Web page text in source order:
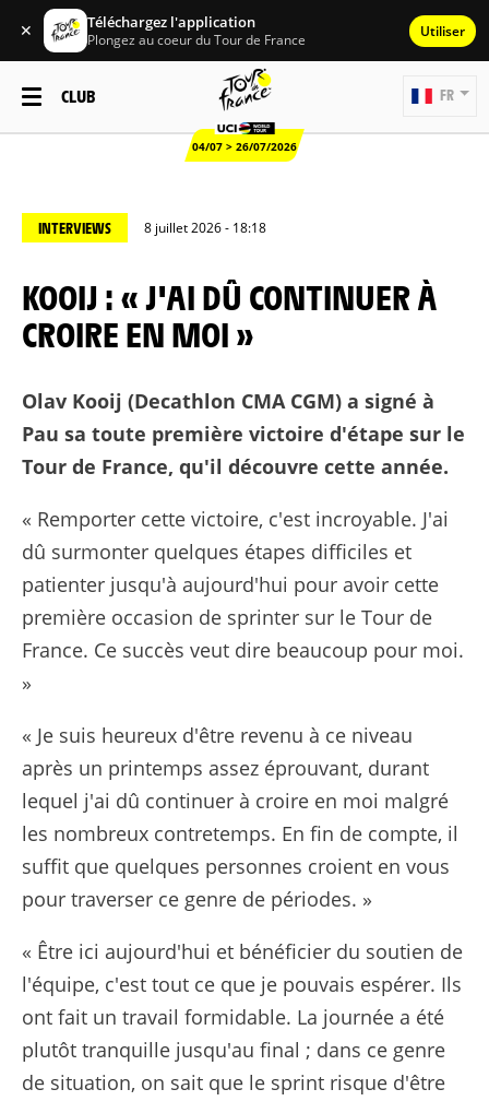
✕ Téléchargez l'application
Plongez au coeur du Tour de France Utiliser
CLUB
04/07 > 26/07/2026
FR
INTERVIEWS 8 juillet 2026 - 18:18
KOOIJ : « J'AI DÛ CONTINUER À
CROIRE EN MOI »
Olav Kooij (Decathlon CMA CGM) a signé à
Pau sa toute première victoire d'étape sur le
Tour de France, qu'il découvre cette année.
« Remporter cette victoire, c'est incroyable. J'ai
dû surmonter quelques étapes difficiles et
patienter jusqu'à aujourd'hui pour avoir cette
première occasion de sprinter sur le Tour de
France. Ce succès veut dire beaucoup pour moi.
»
« Je suis heureux d'être revenu à ce niveau
après un printemps assez éprouvant, durant
lequel j'ai dû continuer à croire en moi malgré
les nombreux contretemps. En fin de compte, il
suffit que quelques personnes croient en vous
pour traverser ce genre de périodes. »
« Être ici aujourd'hui et bénéficier du soutien de
l'équipe, c'est tout ce que je pouvais espérer. Ils
ont fait un travail formidable. La journée a été
plutôt tranquille jusqu'au final ; dans ce genre
de situation, on sait que le sprint risque d'être